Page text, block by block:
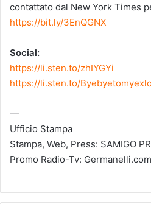
contattato dal New York Times
https://bit.ly/3EnQGNX
Social:
https://li.sten.to/zhIYGYi
https://li.sten.to/
—
Ufficio Stampa
Stampa, Web, Press: SAMIGO
Promo Radio-Tv: Germanelli.com